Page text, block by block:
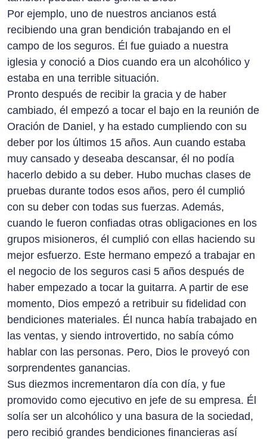
Por ejemplo, uno de nuestros ancianos está
recibiendo una gran bendición trabajando en el
campo de los seguros. Él fue guiado a nuestra
iglesia y conoció a Dios cuando era un alcohólico y
estaba en una terrible situación.
Pronto después de recibir la gracia y de haber
cambiado, él empezó a tocar el bajo en la reunión de
Oración de Daniel, y ha estado cumpliendo con su
deber por los últimos 15 años. Aun cuando estaba
muy cansado y deseaba descansar, él no podía
hacerlo debido a su deber. Hubo muchas clases de
pruebas durante todos esos años, pero él cumplió
con su deber con todas sus fuerzas. Además,
cuando le fueron confiadas otras obligaciones en los
grupos misioneros, él cumplió con ellas haciendo su
mejor esfuerzo. Este hermano empezó a trabajar en
el negocio de los seguros casi 5 años después de
haber empezado a tocar la guitarra. A partir de ese
momento, Dios empezó a retribuir su fidelidad con
bendiciones materiales. Él nunca había trabajado en
las ventas, y siendo introvertido, no sabía cómo
hablar con las personas. Pero, Dios le proveyó con
sorprendentes ganancias.
Sus diezmos incrementaron día con día, y fue
promovido como ejecutivo en jefe de su empresa. Él
solía ser un alcohólico y una basura de la sociedad,
pero recibió grandes bendiciones financieras así